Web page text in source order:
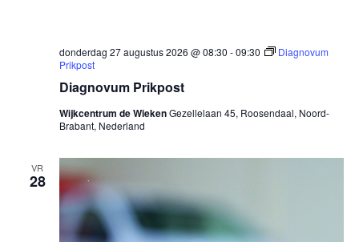
Diagnovum Prikpost
donderdag 27 augustus 2026 @ 08:30 -09:30
Diagnovum
Prikpost
Wijkcentrum de WiekenGezellelaan 45, Roosendaal, Noord-
Brabant, Nederland
VR
28